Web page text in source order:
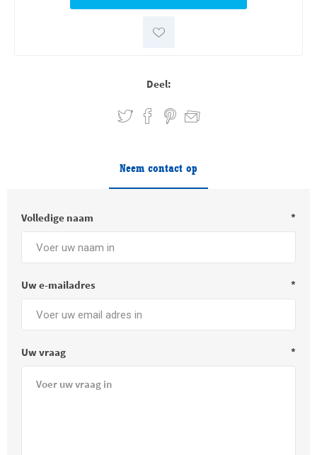
Deel:
Neem contact op
Volledige naam *
Uw e-mailadres *
Uw vraag *